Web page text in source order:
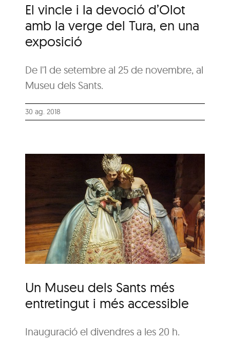
El vincle i la devoció d’Olot
amb la verge del Tura, en una
exposició
De l'1 de setembre al 25 de novembre, al
Museu dels Sants.
30 ag. 2018
Un Museu dels Sants més
entretingut i més accessible
Inauguració el divendres a les 20 h.